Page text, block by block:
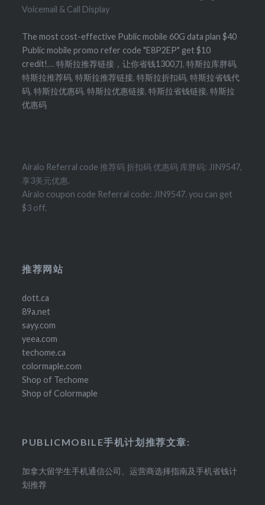
Voicemail & Call Display
The most cost-effective Public mobile 60G data plan $40
Public mobile promo refer code "E8P2EP" get $10
credit!,...特斯拉推荐链接，让你省钱1300刀,特斯拉库胖码,
特斯拉推荐码,特斯拉推荐链接,特斯拉折扣码,特斯拉省钱代
码,特斯拉优惠码,特斯拉优惠链接, 特斯拉省钱链接,特斯拉
优惠码
Airalo Referral code 推荐码 折扣码 优惠码 库胖码: JIN9547,
享3美元优惠.
Airalo coupon code Referral code: JIN9547. you can get
$3 off.
推荐网站
dott.ca
89a.net
sayy.com
yeea.com
techome.ca
colormaple.com
Shop of Techome
Shop of Colormaple
PUBLICMOBILE手机计划推荐文章:
加拿大留学生手机通信公司、运营商选择指南及手机省钱计
划推荐